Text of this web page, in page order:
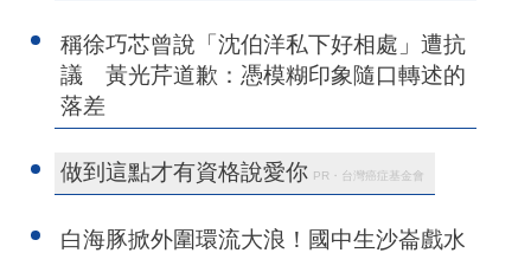
稱徐巧芯曾說「沈伯洋私下好相處」遭抗
議 黃光芹道歉：憑模糊印象隨口轉述的
落差
做到這點才有資格說愛你 PR・台灣癌症基金會
白海豚掀外圍環流大浪！國中生沙崙戲水